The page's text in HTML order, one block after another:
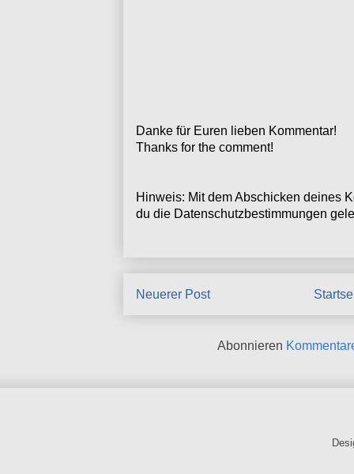
Danke für Euren lieben Kommentar!
Thanks for the comment!
Hinweis: Mit dem Abschicken deines
du die Datenschutzbestimmungen
Neuerer Post
Abonnieren